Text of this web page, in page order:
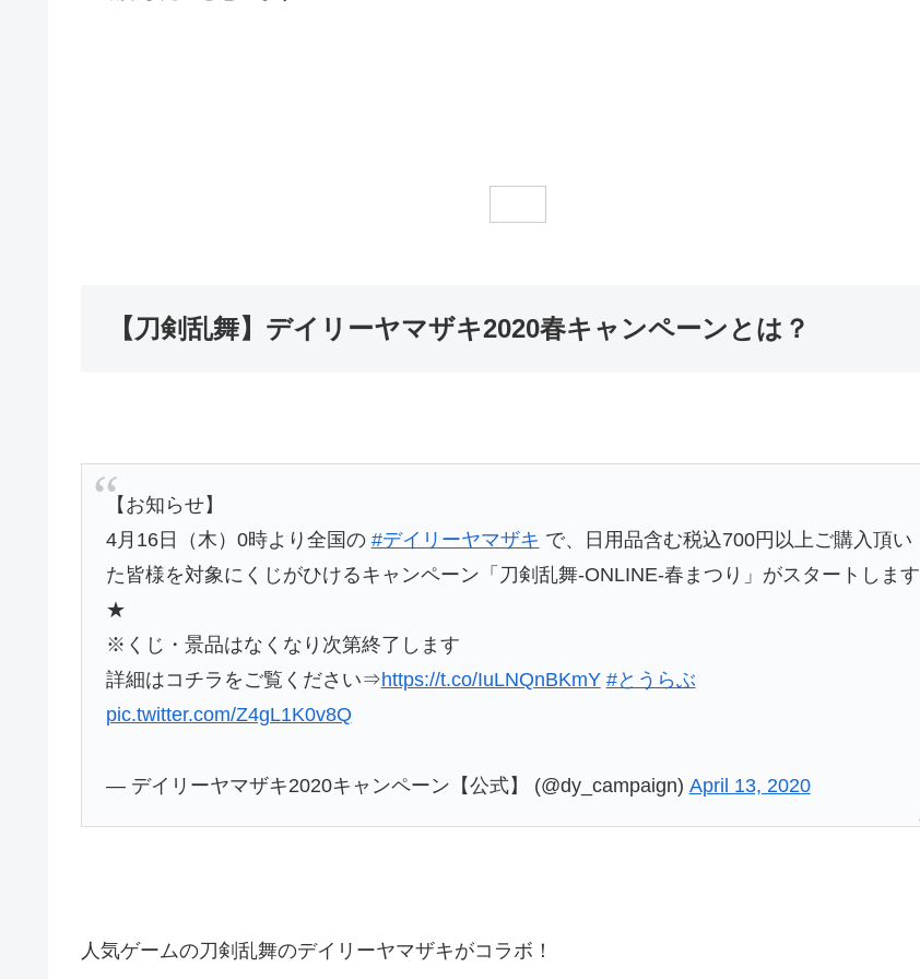
【刀剣乱舞】デイリーヤマザキ2020春キャンペーンとは？
【お知らせ】
4月16日（木）0時より全国の #デイリーヤマザキ で、日用品含む税込700円以上ご購入頂い
た皆様を対象にくじがひけるキャンペーン「刀剣乱舞-ONLINE-春まつり」がスタートします
★
※くじ・景品はなくなり次第終了します
詳細はコチラをご覧ください⇒https://t.co/IuLNQnBKmY #とうらぶ
pic.twitter.com/Z4gL1K0v8Q
— デイリーヤマザキ2020キャンペーン【公式】 (@dy_campaign) April 13, 2020
人気ゲームの刀剣乱舞のデイリーヤマザキがコラボ！